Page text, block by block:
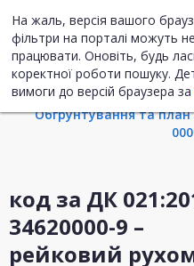
На жаль, версія вашого
фільтри на порталі можуть
працювати. Оновіть, будь
коректної роботи пошуку.
вимоги до версій браузера за
Інформація
Обгрунтування та план
код за ДК
34620000-9 –
рейковий